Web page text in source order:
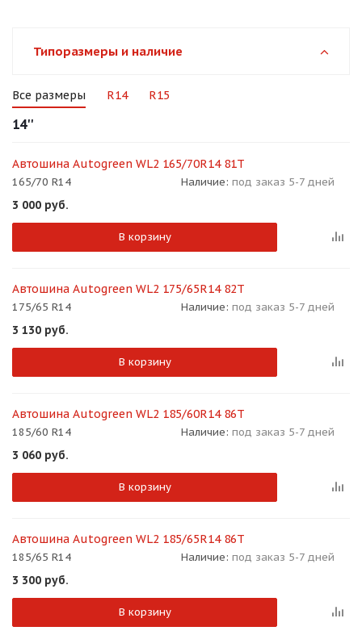
Типоразмеры и наличие
Все размеры R14 R15
14''
Автошина Autogreen WL2 165/70R14 81T
165/70 R14 Наличие: под заказ 5-7 дней
3 000 руб.
В корзину
Автошина Autogreen WL2 175/65R14 82T
175/65 R14 Наличие: под заказ 5-7 дней
3 130 руб.
В корзину
Автошина Autogreen WL2 185/60R14 86T
185/60 R14 Наличие: под заказ 5-7 дней
3 060 руб.
В корзину
Автошина Autogreen WL2 185/65R14 86T
185/65 R14 Наличие: под заказ 5-7 дней
3 300 руб.
В корзину
об оплате Плайтом
раз в 2
plait.ru